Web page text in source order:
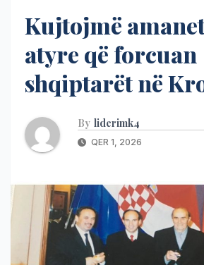
Kujtojmë
atyre që forcuan
shqiptarët në
By liderimk4
QER 1, 2026